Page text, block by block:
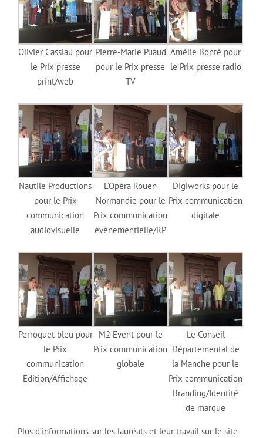
Olivier Cassiau pour
le Prix presse
print/web
Pierre-Marie Puaud
pour le Prix presse
TV
Amélie Bonté pour
le Prix presse radio
Nautile Productions
pour le Prix
communication
audiovisuelle
L’Opéra Rouen
Normandie pour le
Prix communication
événementielle/RP
Digiworks pour le
Prix communication
digitale
Perroquet bleu pour
le Prix
communication
Edition/Affichage
M2 Event pour le
Prix communication
globale
Le Conseil
Départemental de
la Manche pour le
Prix communication
Branding/Identité
de marque
Plus d’informations sur les lauréats et leur travail sur le site